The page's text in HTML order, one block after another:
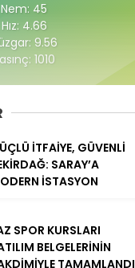
Nem: 45
Hız: 4.66
9.56
1010
İTFAİYE, GÜVENLİ
SARAY’A
İSTASYON
SPOR KURSLARI
BELGELERİNİN
TAMAMLANDI